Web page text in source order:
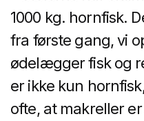
1000 kg. hornfisk.
fra første gang, vi
ødelægger fisk og
er ikke kun
ofte, at makreller